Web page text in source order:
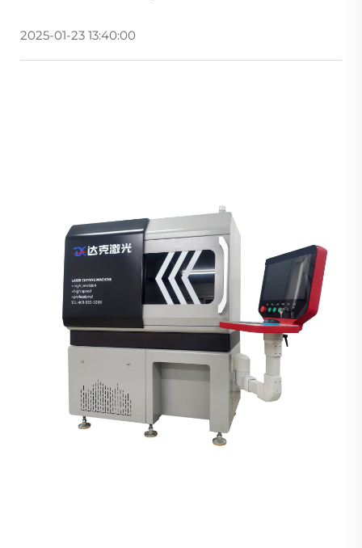
2025-01-23 13:40:00